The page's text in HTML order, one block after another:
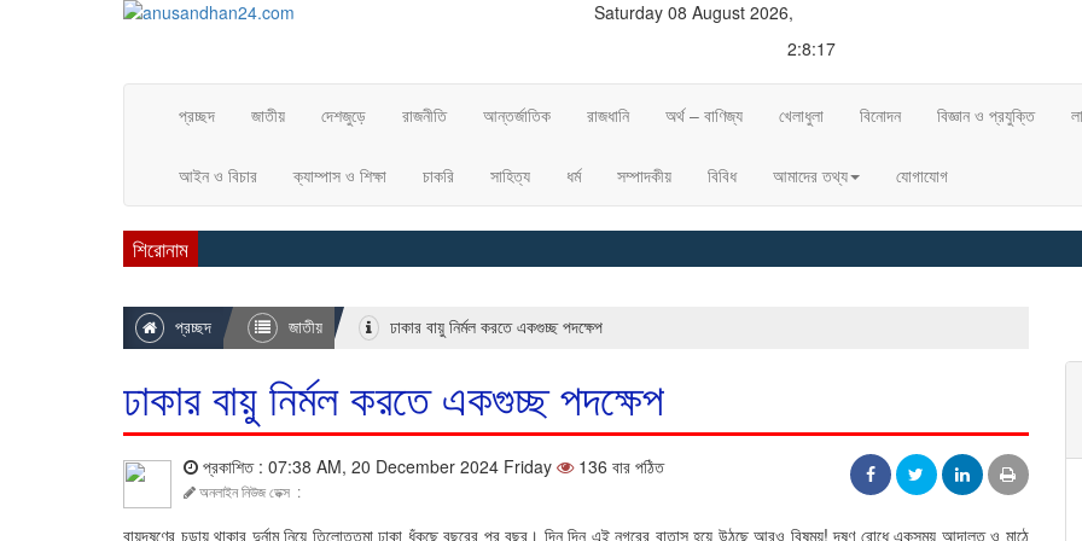
Saturday 08 August 2026,
2:8:18
প্রচ্ছদ জাতীয় দেশজুড়ে রাজনীতি আন্তর্জাতিক রাজধানি অর্থ – বাণিজ্য খেলাধুলা বিনোদন বিজ্ঞান ও প্রযুক্তি
আইন ও বিচার ক্যাম্পাস ও শিক্ষা চাকরি সাহিত্য ধর্ম সম্পাদকীয় বিবিধ আমাদের তথ্য যোগাযোগ
শিরোনাম
প্রচ্ছদ জাতীয় ঢাকার বায়ু নির্মল করতে একগুচ্ছ পদক্ষেপ
ঢাকার বায়ু নির্মল করতে একগুচ্ছ পদক্ষেপ
প্রকাশিত : 07:38 AM, 20 December 2024 Friday 136 বার পঠিত
অনলাইন নিউজ ডেক্স :
বায়ুদূষণের চূড়ায় থাকার দুর্নাম নিয়ে তিলোত্তমা ঢাকা ধুঁকছে বছরের পর বছর। দিন দিন এই নগরের বাতাস হয়ে উঠছে আরও বিষময়! দূষণ রোধে একসময় আদালত ও মাঠে